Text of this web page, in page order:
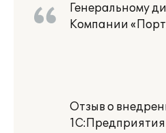
Генеральному
Компании
Отзыв о
1С:Предприятия